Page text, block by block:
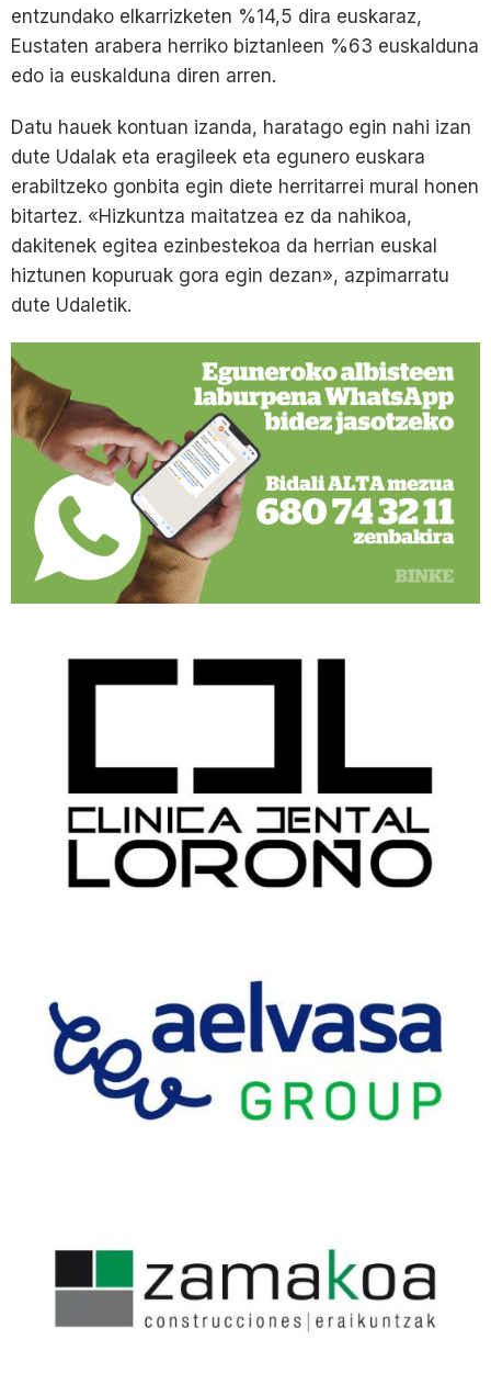
entzundako elkarrizketen %14,5 dira euskaraz,
Eustaten arabera herriko biztanleen %63 euskalduna
edo ia euskalduna diren arren.
Datu hauek kontuan izanda, haratago egin nahi izan
dute Udalak eta eragileek eta egunero euskara
erabiltzeko gonbita egin diete herritarrei mural honen
bitartez. «Hizkuntza maitatzea ez da nahikoa,
dakitenek egitea ezinbestekoa da herrian euskal
hiztunen kopuruak gora egin dezan», azpimarratu
dute Udaletik.